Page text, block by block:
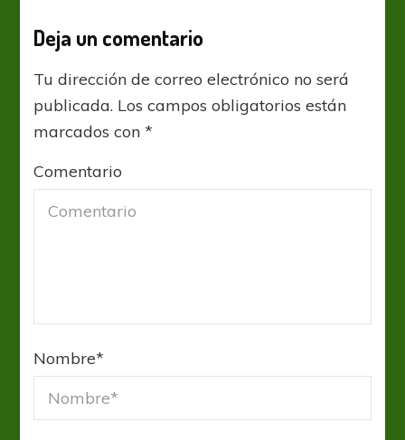
Deja un comentario
Tu dirección de correo electrónico no será
publicada. Los campos obligatorios están
marcados con*
Comentario
Nombre*